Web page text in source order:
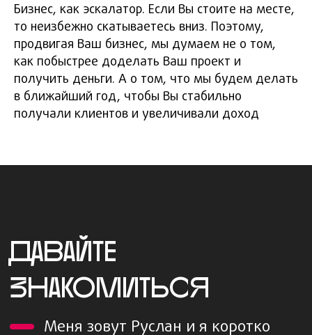
Бизнес, как эскалатор. Если Вы стоите на месте,
то неизбежно скатываетесь вниз. Поэтому,
продвигая Ваш бизнес, мы думаем не о том,
как побыстрее доделать Ваш проект и
получить деньги. А о том, что мы будем делать
в ближайший год, чтобы Вы стабильно
получали клиентов и увеличивали доход
командой на крупных проектах,
где один маркетолог
(многорукий многоног) точно не
справится.